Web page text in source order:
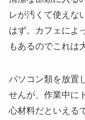
レが汚くて使えな
はず。カフェによ
もあるのでこれは
パソコン類を放置
せんが、作業中に
心材料だといえる